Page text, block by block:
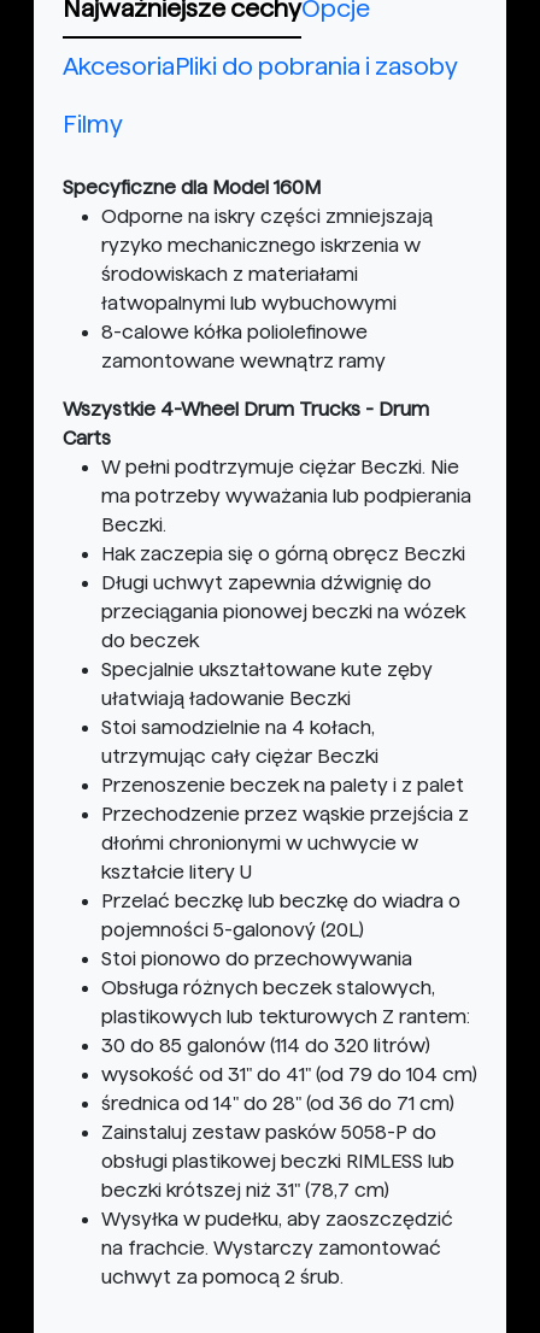
Najważniejsze cechyOpcje
AkcesoriaPliki do pobrania i zasoby
Filmy
Specyficzne dla Model 160M
Odporne na iskry części zmniejszają
ryzyko mechanicznego iskrzenia w
środowiskach z materiałami
łatwopalnymi lub wybuchowymi
8-calowe kółka poliolefinowe
zamontowane wewnątrz ramy
Wszystkie 4-Wheel Drum Trucks - Drum
Carts
W pełni podtrzymuje ciężar Beczki. Nie
ma potrzeby wyważania lub podpierania
Beczki.
Hak zaczepia się o górną obręcz Beczki
Długi uchwyt zapewnia dźwignię do
przeciągania pionowej beczki na wózek
do beczek
Specjalnie ukształtowane kute zęby
ułatwiają ładowanie Beczki
Stoi samodzielnie na 4 kołach,
utrzymując cały ciężar Beczki
Przenoszenie beczek na palety i z palet
Przechodzenie przez wąskie przejścia z
dłońmi chronionymi w uchwycie w
kształcie litery U
Przelać beczkę lub beczkę do wiadra o
pojemności 5-galonový (20L)
Stoi pionowo do przechowywania
Obsługa różnych beczek stalowych,
plastikowych lub tekturowych Z rantem:
30 do 85 galonów (114 do 320 litrów)
wysokość od 31" do 41" (od 79 do 104 cm)
średnica od 14" do 28" (od 36 do 71 cm)
Zainstaluj zestaw pasków 5058-P do
obsługi plastikowej beczki RIMLESS lub
beczki krótszej niż 31" (78,7 cm)
Wysyłka w pudełku, aby zaoszczędzić
na frachcie. Wystarczy zamontować
uchwyt za pomocą 2 śrub.